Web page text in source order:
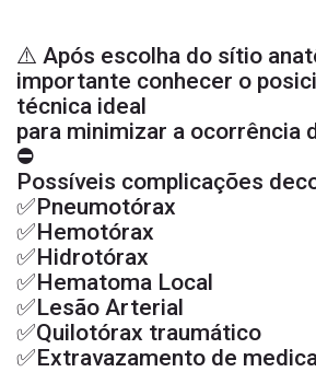
⚠️ Após escolha do sítio
importante conhecer o
técnica ideal
para minimizar a ocorrência
⛔️
Possíveis complicações
✅Pneumotórax
✅Hemotórax
✅Hidrotórax
✅Hematoma Local
✅Lesão Arterial
✅Quilotórax traumático
✅Extravazamento de